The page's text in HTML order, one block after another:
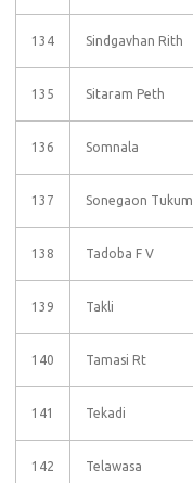
134 Sindgavhan Rith
135 Sitaram Peth
136 Somnala
137 Sonegaon Tukum
138 Tadoba F V
139 Takli
140 Tamasi Rt
141 Tekadi
142 Telawasa